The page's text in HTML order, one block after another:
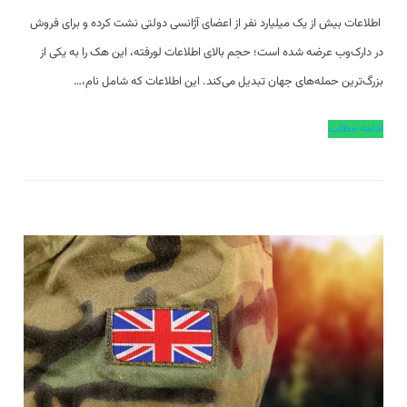
اطلاعات بیش از یک میلیارد نفر از اعضای آژانسی دولتی نشت کرده و برای فروش
در دارک‌وب عرضه شده است؛ حجم بالای اطلاعات لورفته، این هک را به یکی از
بزرگ‌ترین حمله‌های جهان تبدیل می‌کند. این اطلاعات که شامل نام،…
ادامه مطلب